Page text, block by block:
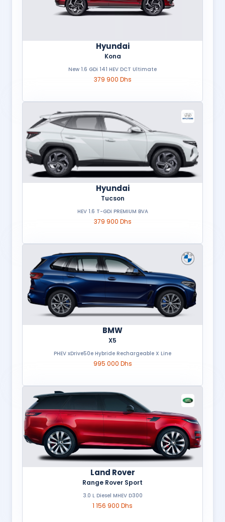
Hyundai
Kona
New 1.6 GDi 141 HEV DCT Ultimate
379 900 Dhs
Hyundai
Tucson
HEV 1.6 T-GDi PREMIUM BVA
379 900 Dhs
BMW
X5
PHEV xDrive50e Hybride Rechargeable X Line
995 000 Dhs
Land Rover
Range Rover Sport
3.0 L Diesel MHEV D300
1 156 900 Dhs